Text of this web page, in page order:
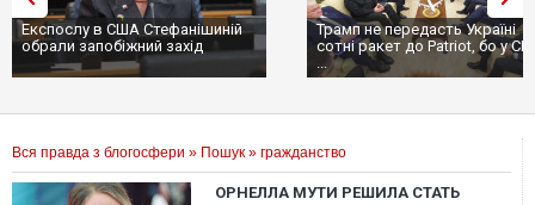
Експослу в США Стефанішиній
обрали запобіжний захід
Трамп не передасть Україні
сотні ракет до Patriot, бо у
...
Вся правда з блогосфери » Пошук » гражданство
ОРНЕЛЛА МУТИ РЕШИЛА СТАТЬ